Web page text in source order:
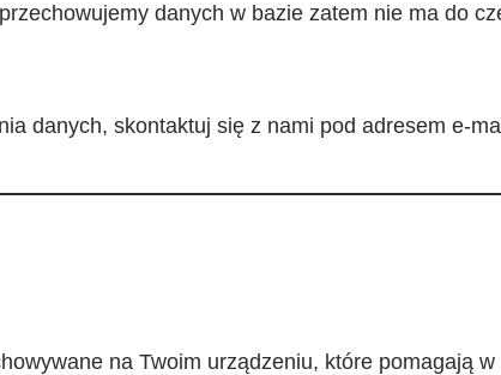
danych w bazie zatem nie ma do
danych, skontaktuj się z nami pod adresem e-
na Twoim urządzeniu, które pomagają